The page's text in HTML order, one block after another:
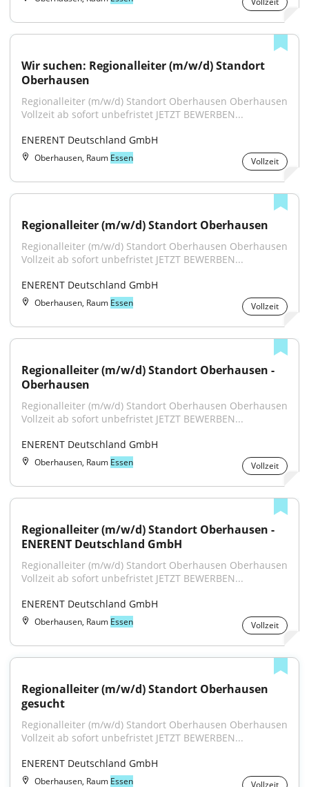
Wir suchen: Regionalleiter (m/w/d) Standort
Oberhausen
Regionalleiter (m/w/d) Standort Oberhausen Oberhausen
Vollzeit ab sofort unbefristet JETZT BEWERBEN...
ENERENT Deutschland GmbH
Oberhausen, Raum Essen Vollzeit
Regionalleiter (m/w/d) Standort Oberhausen
Regionalleiter (m/w/d) Standort Oberhausen Oberhausen
Vollzeit ab sofort unbefristet JETZT BEWERBEN...
ENERENT Deutschland GmbH
Oberhausen, Raum Essen Vollzeit
Regionalleiter (m/w/d) Standort Oberhausen -
Oberhausen
Regionalleiter (m/w/d) Standort Oberhausen Oberhausen
Vollzeit ab sofort unbefristet JETZT BEWERBEN...
ENERENT Deutschland GmbH
Oberhausen, Raum Essen Vollzeit
Regionalleiter (m/w/d) Standort Oberhausen -
ENERENT Deutschland GmbH
Regionalleiter (m/w/d) Standort Oberhausen Oberhausen
Vollzeit ab sofort unbefristet JETZT BEWERBEN...
ENERENT Deutschland GmbH
Oberhausen, Raum Essen Vollzeit
Regionalleiter (m/w/d) Standort Oberhausen
gesucht
Regionalleiter (m/w/d) Standort Oberhausen Oberhausen
Vollzeit ab sofort unbefristet JETZT BEWERBEN...
ENERENT Deutschland GmbH
Oberhausen, Raum Essen Vollzeit